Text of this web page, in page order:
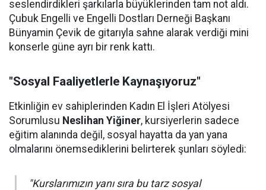
seslendirdikleri şarkılarla büyüklerinden tam not aldı.
Çubuk Engelli ve Engelli Dostları Derneği Başkanı
Bünyamin Çevik de gitarıyla sahne alarak verdiği mini
konserle güne ayrı bir renk kattı.
"Sosyal Faaliyetlerle Kaynaşıyoruz"
Etkinliğin ev sahiplerinden Kadın El İşleri Atölyesi
Sorumlusu Neslihan Yiğiner, kursiyerlerin sadece
eğitim alanında değil, sosyal hayatta da yan yana
olmalarını önemsediklerini belirterek şunları söyledi:
"Kurslarımızın yanı sıra bu tarz sosyal